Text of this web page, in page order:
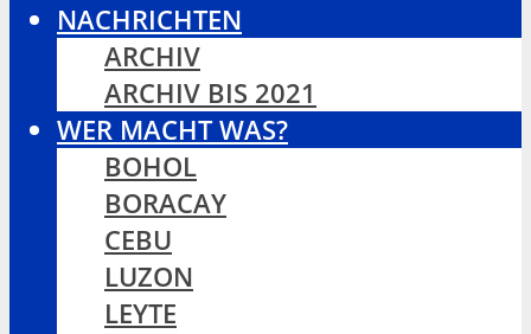
NACHRICHTEN
ARCHIV
ARCHIV BIS 2021
WER MACHT WAS?
BOHOL
BORACAY
CEBU
LUZON
LEYTE